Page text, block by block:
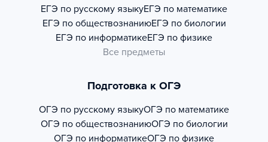
ЕГЭ по русскому языкуЕГЭ по математике
ЕГЭ по обществознаниюЕГЭ по биологии
ЕГЭ по информатикеЕГЭ по физике
Все предметы
Подготовка к ОГЭ
ОГЭ по русскому языкуОГЭ по математике
ОГЭ по обществознаниюОГЭ по биологии
ОГЭ по информатикеОГЭ по физике